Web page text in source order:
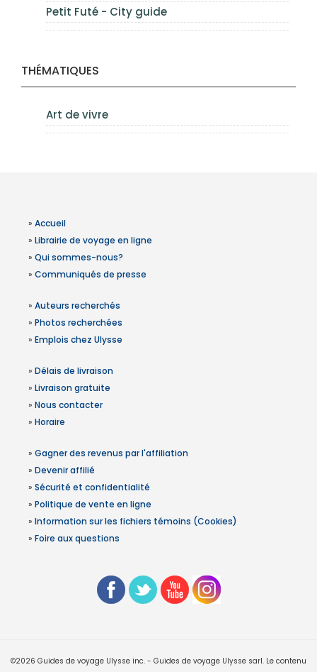
Petit Futé - City guide
THÉMATIQUES
Art de vivre
» Accueil
» Librairie de voyage en ligne
» Qui sommes-nous?
» Communiqués de presse
» Auteurs recherchés
» Photos recherchées
» Emplois chez Ulysse
» Délais de livraison
» Livraison gratuite
» Nous contacter
» Horaire
» Gagner des revenus par l'affiliation
» Devenir affilié
» Sécurité et confidentialité
» Politique de vente en ligne
» Information sur les fichiers témoins (Cookies)
» Foire aux questions
©2026 Guides de voyage Ulysse inc. - Guides de voyage Ulysse sarl. Le contenu